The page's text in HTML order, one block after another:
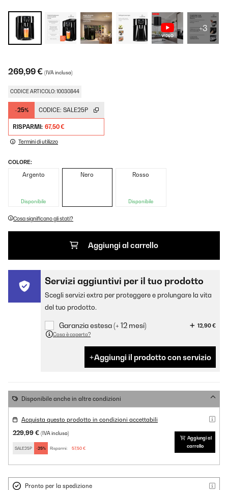
+3
269,99 € (IVA inclusa)
CODICE ARTICOLO: 10030844
-25% CODICE: SALE25P
RISPARMI: 67,50 €
Termini di utilizzo
COLORE:
Argento
Disponibile
Nero Rosso
Disponibile
Cosa significano gli stati?
Aggiungi al carrello
Servizi aggiuntivi per il tuo prodotto
Scegli servizi extra per proteggere e prolungare la vita
del tuo prodotto.
Garanzia estesa (+ 12 mesi)
12,90 €
Cosa è coperto?
Aggiungi il prodotto con servizio
Disponibile anche in altre condizioni
Acquista questo prodotto in condizioni accettabili
229,99 € (IVA inclusa)
SALE25P -25% Risparmi: 57,50 €
Aggiungi al
carrello
Pronto per la spedizione